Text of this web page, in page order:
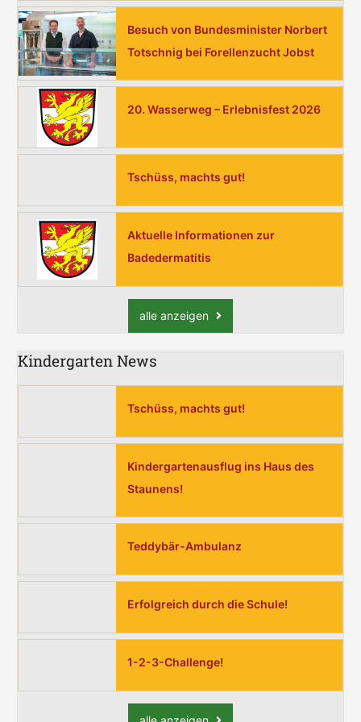
a
c
h
:
Besuch von Bundesminister Norbert
Totschnig bei Forellenzucht Jobst
20. Wasserweg – Erlebnisfest 2026
Tschüss, machts gut!
Aktuelle Informationen zur
Badedermatitis
alle anzeigen
Kindergarten News
Tschüss, machts gut!
Kindergartenausflug ins Haus des
Staunens!
Teddybär-Ambulanz
Erfolgreich durch die Schule!
1-2-3-Challenge!